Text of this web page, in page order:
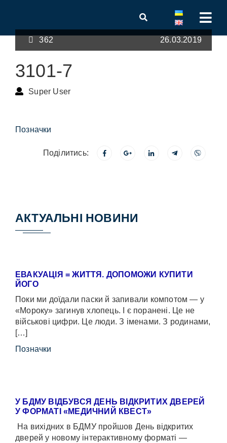
362 26.03.2019
3101-7
Super User
Позначки
Поділитись:
АКТУАЛЬНІ НОВИНИ
ЕВАКУАЦІЯ = ЖИТТЯ. ДОПОМОЖИ КУПИТИ
ЙОГО
Поки ми доїдали паски й запивали компотом — у
«Мороку» загинув хлопець. І є поранені. Це не
військові цифри. Це люди. З іменами. З родинами,
[…]
Позначки
У БДМУ ВІДБУВСЯ ДЕНЬ ВІДКРИТИХ ДВЕРЕЙ
У ФОРМАТІ «МЕДИЧНИЙ КВЕСТ»
На вихідних в БДМУ пройшов День відкритих
дверей у новому інтерактивному форматі —